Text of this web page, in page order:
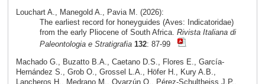
Louchart A., Manegold A., Pavia M. (2026):
The earliest record for honeyguides (Aves: Indicatoridae)
from the early Pliocene of South Africa. Rivista Italiana di
Paleontologia e Stratigrafia 132: 87-99
Machado G., Buzatto B.A., Caetano D.S., Flores E., García-
Hernández S., Grob O., Grossel L.A., Höfer H., Kury A.B.,
Lancheros H., Medrano M., Oyarzún O., Pérez-Schultheiss J.P.,